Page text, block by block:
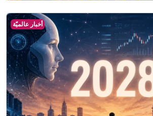
أخبار عالميّة